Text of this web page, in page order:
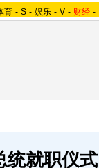
育 - S - 娱乐 - V - 财经 -
统就职仪式